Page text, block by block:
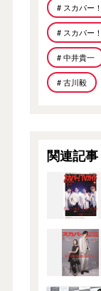
# スカパー
# スカパー
# 中井貴一
# 古川毅
関連記事